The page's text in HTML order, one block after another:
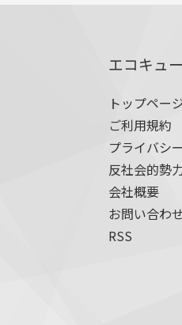
エコキュ
トップペー
ご利用規約
プライバシ
反社会的勢
会社概要
お問い合わ
RSS